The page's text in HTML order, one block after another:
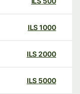
1000
ILS
2000
ILS
5000
ILS